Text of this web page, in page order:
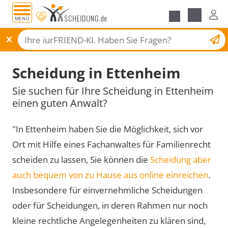
MENÜ
Scheidungsantrag
Scheidung in Ettenheim
Sie suchen für Ihre Scheidung in Ettenheim
einen guten Anwalt?
"In Ettenheim haben Sie die Möglichkeit, sich vor
Ort mit Hilfe eines Fachanwaltes für Familienrecht
scheiden zu lassen, Sie können die Scheidung aber
auch bequem von zu Hause aus online einreichen.
Insbesondere für einvernehmliche Scheidungen
oder für Scheidungen, in deren Rahmen nur noch
kleine rechtliche Angelegenheiten zu klären sind,